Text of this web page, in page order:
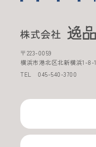
〒223-0059
横浜市港北区北新横浜1-8-1
TEL 045-540-3700